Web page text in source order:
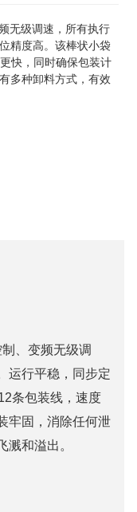
无级调速，所有执行
精度高。该棒状小袋
快，同时确保包装计
多种卸料方式，有效
、变频无级调
运行平稳，同步定
条包装线，速度
牢固，消除任何泄
溅和溢出。